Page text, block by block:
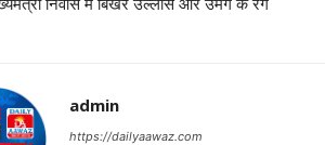
निवास में बिखरे उल्लास और उमंग के रंग
admin
https://dailyaawaz.com